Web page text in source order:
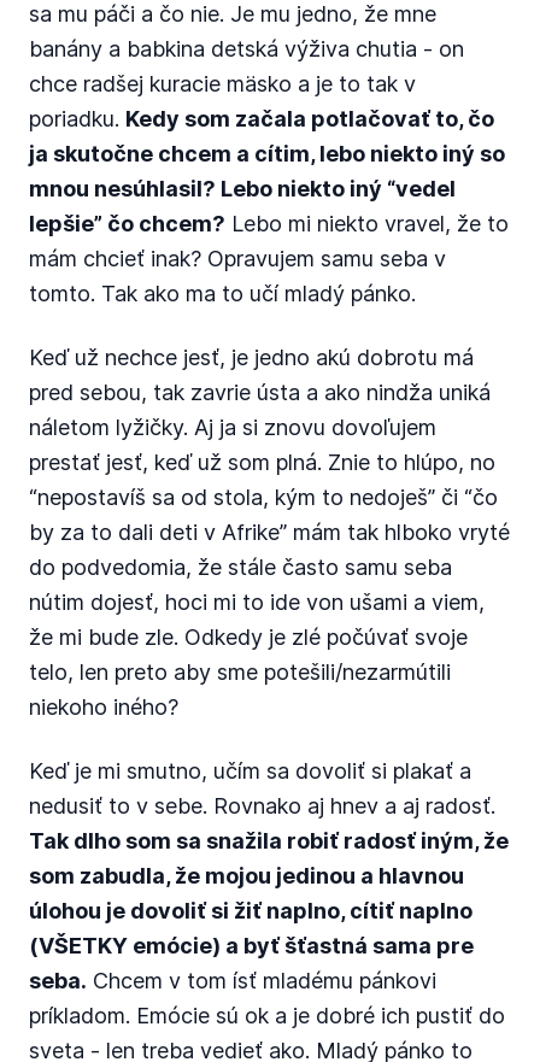
sa mu páči a čo nie. Je mu jedno, že mne
banány a babkina detská výživa chutia - on
chce radšej kuracie mäsko a je to tak v
poriadku. Kedy som začala potlačovať to, čo
ja skutočne chcem a cítim, lebo niekto iný so
mnou nesúhlasil? Lebo niekto iný “vedel
lepšie” čo chcem? Lebo mi niekto vravel, že to
mám chcieť inak? Opravujem samu seba v
tomto. Tak ako ma to učí mladý pánko.
Keď už nechce jesť, je jedno akú dobrotu má
pred sebou, tak zavrie ústa a ako nindža uniká
náletom lyžičky. Aj ja si znovu dovoľujem
prestať jesť, keď už som plná. Znie to hlúpo, no
“nepostavíš sa od stola, kým to nedoješ” či “čo
by za to dali deti v Afrike” mám tak hlboko vryté
do podvedomia, že stále často samu seba
nútim dojesť, hoci mi to ide von ušami a viem,
že mi bude zle. Odkedy je zlé počúvať svoje
telo, len preto aby sme potešili/nezarmútili
niekoho iného?
Keď je mi smutno, učím sa dovoliť si plakať a
nedusiť to v sebe. Rovnako aj hnev a aj radosť.
Tak dlho som sa snažila robiť radosť iným, že
som zabudla, že mojou jedinou a hlavnou
úlohou je dovoliť si žiť naplno, cítiť naplno
(VŠETKY emócie) a byť šťastná sama pre
seba. Chcem v tom ísť mladému pánkovi
príkladom. Emócie sú ok a je dobré ich pustiť do
sveta - len treba vedieť ako. Mladý pánko to